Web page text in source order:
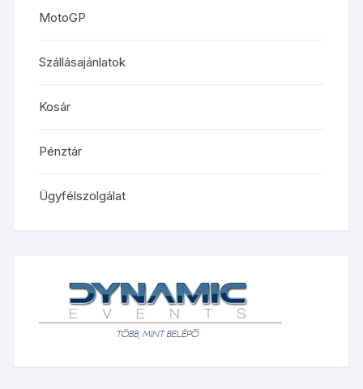
MotoGP
Szállásajánlatok
Kosár
Pénztár
Ügyfélszolgálat